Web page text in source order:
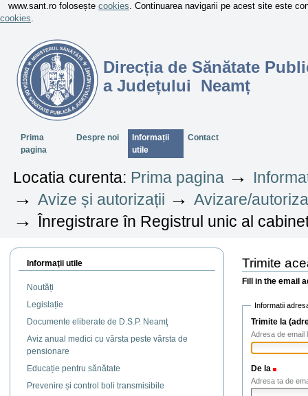
www.sant.ro folosește cookies. Continuarea navigarii pe acest site este
cookies.
Direcția de Sănătate
a Județului Neamț
SectiuniPrima
pagina
Despre noi
Informații
utile
Contact
Locatia curenta: Prima pagina →
→Avize și autorizații →Avizare/
→Înregistrare în Registrul unic al
Informaţii utile
Noutăți
Legislație
Documente eliberate de D.S.P. Neamţ
Aviz anual medici cu vârsta peste vârsta de
pensionare
Educație pentru sănătate
Prevenire și control boli transmisibile
Trimite
Fill in the email
Informatii
Trimite la
Adresa de email
De la
Adresa ta de